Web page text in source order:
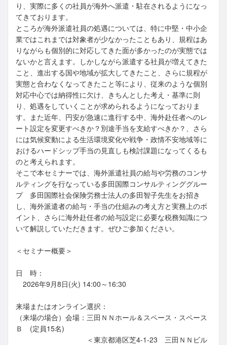
り、実際に多くの社員が海外へ派遣・駐在されるようになっ
てきております。
ところが海外派遣社員の処遇については、特に中堅・中小企
業ではこれまでは対象者が少なかったこともあり、規程はあ
りながらも個別的に対応してきた面が多かったのが実態では
ないかと言えます。しかしながら派遣する社員が増えてきた
こと、進出する国や地域が拡大してきたこと、さらに規程が
実態と合わなくなってきたこと等により、従来のような個別
対応中心では納得性に欠け、きちんとした考え・基準に則
り、処遇をしていくことが求められるようになっておりま
す。また近年、円安が急速に進行する中、海外赴任者へのレ
ート設定を変更すべきか？別途手当を支給すべきか？、さら
には気候変動による生活環境変化や戦争・政情不安地域等に
おけるハードシップ手当の見直しも検討課題になってくるも
のと考えられます。
そこで本セミナーでは、海外派遣社員の給与や労務のコンサ
ルティングを行なっている多田国際コンサルティンググルー
プ 多田国際社会保険労務士法人の多田智子先生をお招き
し、海外派遣者の給与・手当の仕組みの考え方と実務上のポ
イント、さらに海外赴任者の給与設定に必要な税務知識につ
いて解説していただきます。ぜひご参加ください。
＜セミナー概要＞
日 時：
2026年9月8日(火) 14:00～16:30
来場またはオンライン選択：
（来場の場合）会場：三田ＮＮホール＆スペース・スペース
Ｂ (定員15名)
＜東京都港区芝4-1-23 三田ＮＮビル